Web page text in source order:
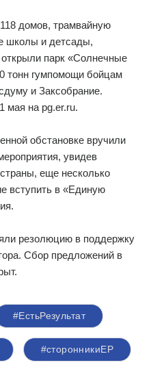
домов, трамвайную
школы и детсады,
парк «Солнечные
тонн гумпомощи бойцам
и Заксобрание.
мая на pg.er.ru.
обстановке вручили
увидев
еще несколько
вступить в «Единую
резолюцию в поддержку
Сбор предложений в
#ЕстьРезультат
#сторонникиЕР